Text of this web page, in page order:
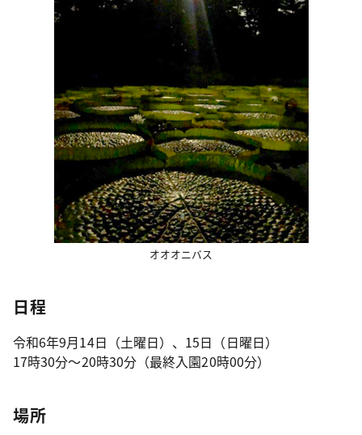
オオオニバス
日程
令和6年9月14日（土曜日）、15日（日曜日）
17時30分～20時30分（最終入園20時00分）
場所